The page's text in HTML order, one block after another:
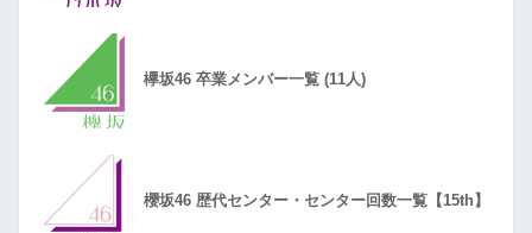
欅坂46 卒業メンバー一覧 (11人)
櫻坂46 歴代センター・センター回数一覧【15th】